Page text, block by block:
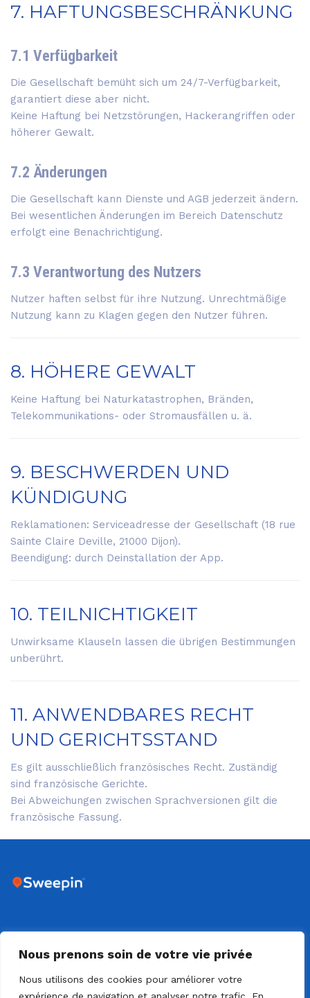
Nous prenons soin de votre vie privée
Nous utilisons des cookies pour améliorer votre
7. HAFTUNGSBESCHRÄNKUNG
7.1 Verfügbarkeit
Die Gesellschaft bemüht sich um 24/7-Verfügbarkeit,
garantiert diese aber nicht.
Keine Haftung bei Netzstörungen, Hackerangriffen oder
höherer Gewalt.
7.2 Änderungen
Die Gesellschaft kann Dienste und AGB jederzeit ändern.
Bei wesentlichen Änderungen im Bereich Datenschutz
erfolgt eine Benachrichtigung.
7.3 Verantwortung des Nutzers
Nutzer haften selbst für ihre Nutzung. Unrechtmäßige
Nutzung kann zu Klagen gegen den Nutzer führen.
8. HÖHERE GEWALT
Keine Haftung bei Naturkatastrophen, Bränden,
Telekommunikations- oder Stromausfällen u. ä.
9. BESCHWERDEN UND
KÜNDIGUNG
Reklamationen: Serviceadresse der Gesellschaft (18 rue
Sainte Claire Deville, 21000 Dijon).
Beendigung: durch Deinstallation der App.
10. TEILNICHTIGKEIT
Unwirksame Klauseln lassen die übrigen Bestimmungen
unberührt.
11. ANWENDBARES RECHT
UND GERICHTSSTAND
Es gilt ausschließlich französisches Recht. Zuständig
sind französische Gerichte.
Bei Abweichungen zwischen Sprachversionen gilt die
französische Fassung.